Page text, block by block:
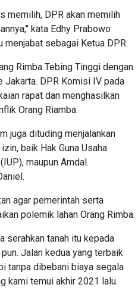
memilih, DPR akan memilih
kata Edhy Prabowo
menjabat sebagai Ketua DPR.
Rimba Tebing Tinggi dengan
Jakarta. DPR Komisi IV pada
rapat dan menghasilkan
Orang Riamba.
juga dituding menjalankan
baik Hak Guna Usaha
maupun Amdal.
agar pemerintah serta
polemik lahan Orang Rimba.
serahkan tanah itu kepada
Jalan kedua yang terbaik
tanpa dibebani biaya segala
kami temui akhir 2021 lalu.